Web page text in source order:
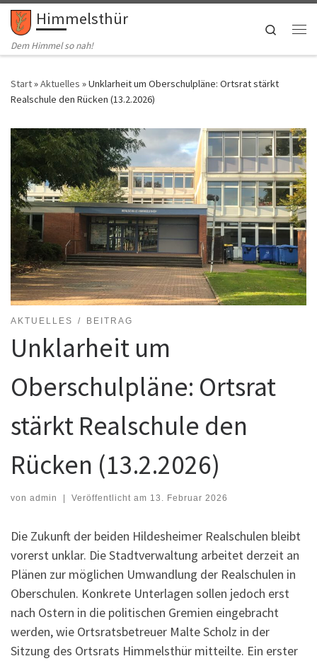
Zum Inhalt springen
Himmelsthür
Dem Himmel so nah!
Search
Start»Aktuelles »Unklarheit um Oberschulpläne: Ortsrat stärkt
Realschule den Rücken (13.2.2026)
AKTUELLES BEITRAG
Unklarheit um
Oberschulpläne: Ortsrat
stärkt Realschule den
Rücken (13.2.2026)
von admin Veröffentlicht am 13. Februar 2026
Die Zukunft der beiden Hildesheimer Realschulen bleibt
vorerst unklar. Die Stadtverwaltung arbeitet derzeit an
Plänen zur möglichen Umwandlung der Realschulen in
Oberschulen. Konkrete Unterlagen sollen jedoch erst
nach Ostern in die politischen Gremien eingebracht
werden, wie Ortsratsbetreuer Malte Scholz in der
Sitzung des Ortsrats Himmelsthür mitteilte. Ein erster